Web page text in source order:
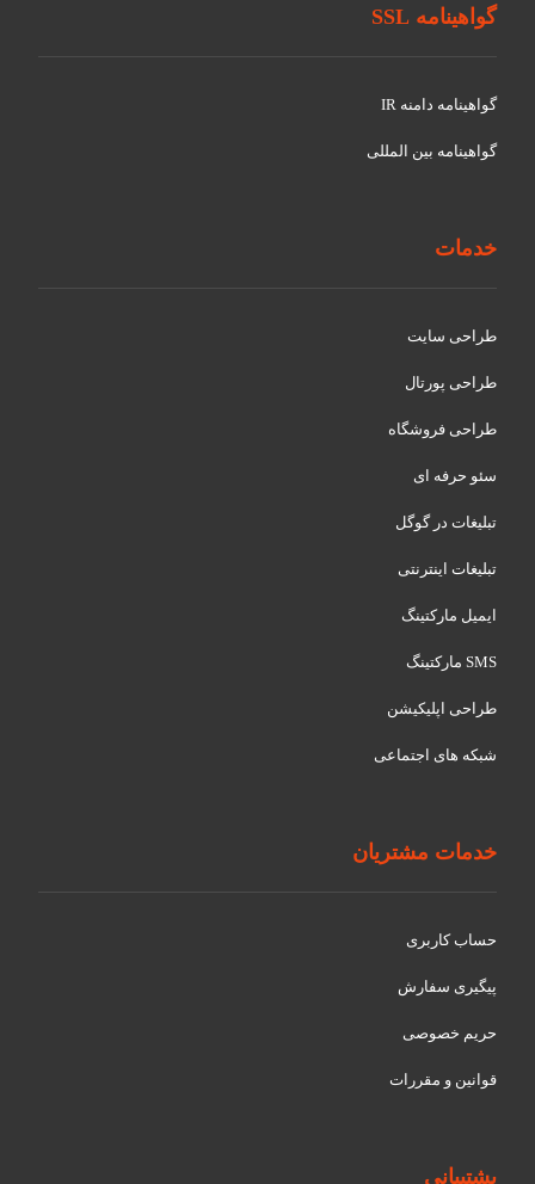
گواهینامه SSL
گواهينامه دامنه IR
گواهينامه بین المللی
خدمات
طراحی سایت
طراحی پورتال
طراحی فروشگاه
سئو حرفه ای
تبلیغات در گوگل
تبلیغات اینترنتی
ایمیل مارکتینگ
SMS مارکتینگ
طراحی اپلیکیشن
شبکه های اجتماعی
خدمات مشتریان
حساب کاربری
پیگیری سفارش
حریم خصوصی
قوانین و مقررات
پشتیبانی